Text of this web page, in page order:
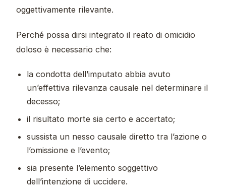
oggettivamente rilevante.
Perché possa dirsi integrato il reato di omicidio
doloso è necessario che:
la condotta dell’imputato abbia avuto
un’effettiva rilevanza causale nel determinare il
decesso;
il risultato morte sia certo e accertato;
sussista un nesso causale diretto tra l’azione o
l’omissione e l’evento;
sia presente l’elemento soggettivo
dell’intenzione di uccidere.